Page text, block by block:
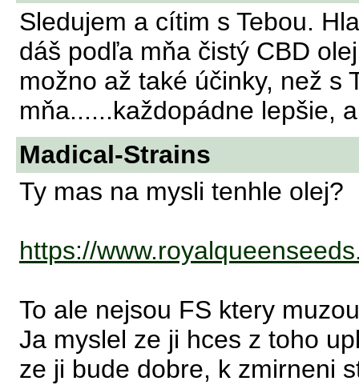
Sledujem a cítim s Tebou.
dáš podľa mňa čistý CBD
možno až také účinky, než s
mňa......každopádne lepšie,
Madical-Strains
Ty mas na mysli tenhle olej?
https://
To ale nejsou FS ktery
Ja myslel ze ji hces z toho
ze ji bude dobre, k zmirneni